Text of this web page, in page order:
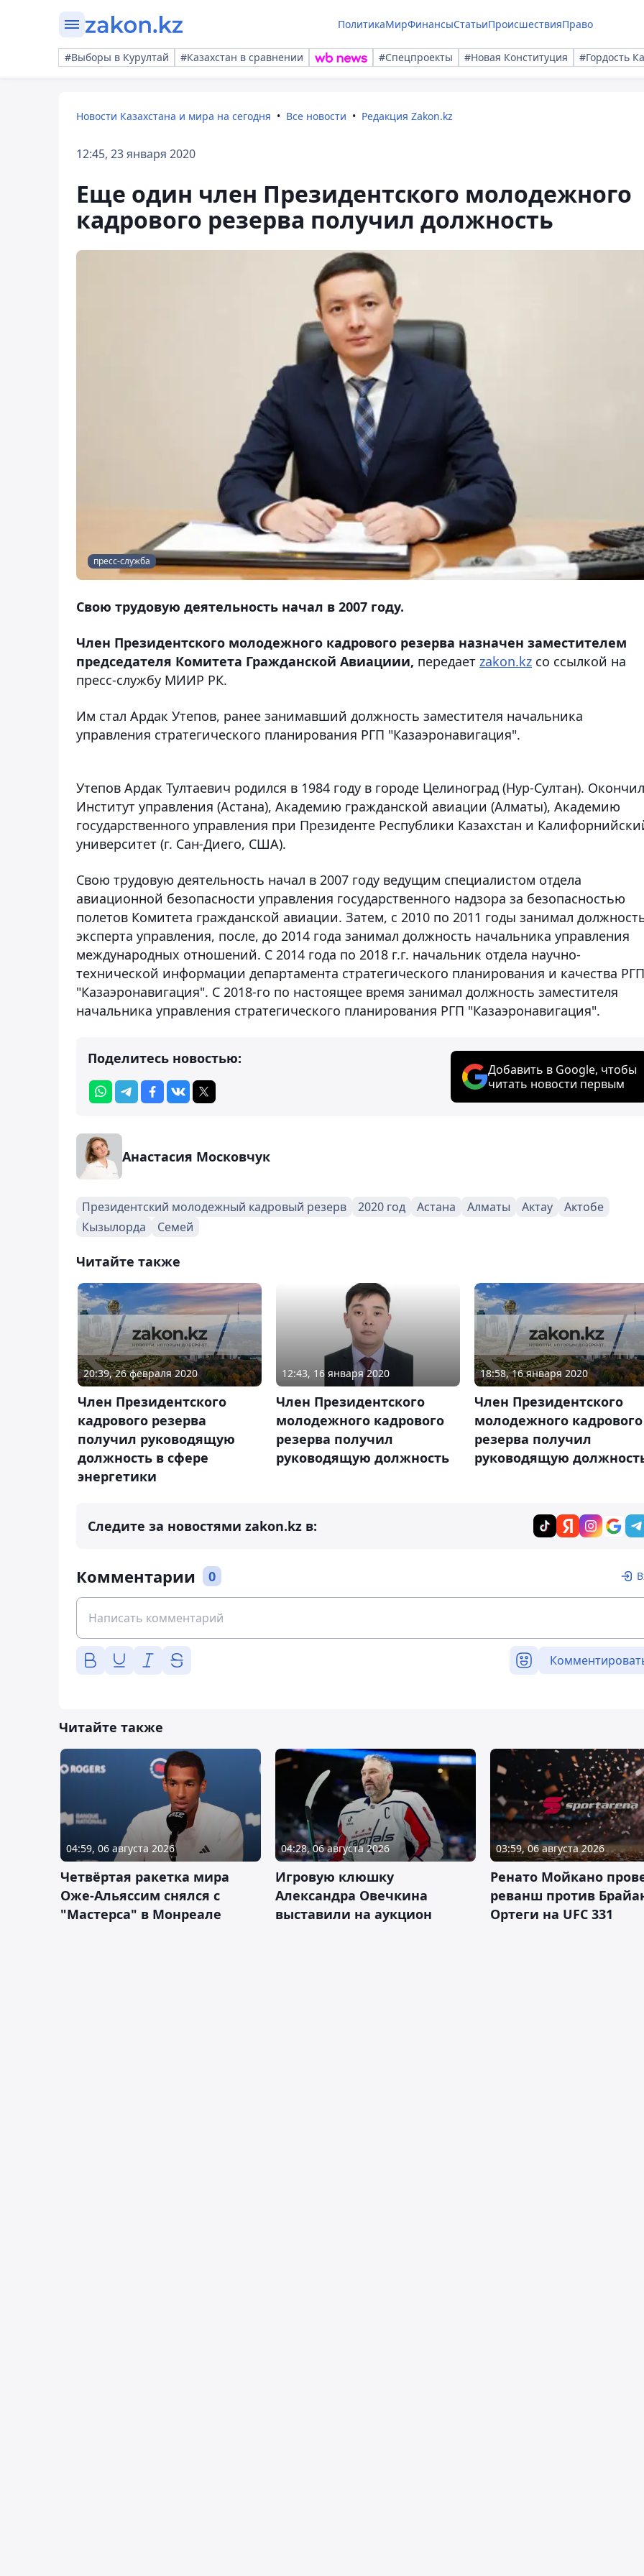
ПолитикаМирФинансыСтатьиПроисшествияПраво
#Выборы в Курултай #Казахстан в сравнении #Спецпроекты #Новая Конституция #Гордость
Новости Казахстана и мира на сегодня Все новости Редакция Zakon.kz
12:45, 23 января 2020
Еще один член Президентского молодежного
кадрового резерва получил должность
пресс-служба
Свою трудовую деятельность начал в 2007 году.
Член Президентского молодежного кадрового резерва назначен заместителем
председателя Комитета Гражданской Авиациии, передает zakon.kz со ссылкой на
пресс-службу МИИР РК.
Им стал Ардак Утепов, ранее занимавший должность заместителя начальника
управления стратегического планирования РГП "Казаэронавигация".
Утепов Ардак Тултаевич родился в 1984 году в городе Целиноград (Нур-Султан). Окончил
Институт управления (Астана), Академию гражданской авиации (Алматы), Академию
государственного управления при Президенте Республики Казахстан и
университет (г. Сан-Диего, США).
Свою трудовую деятельность начал в 2007 году ведущим специалистом отдела
авиационной безопасности управления государственного надзора за безопасностью
полетов Комитета гражданской авиации. Затем, с 2010 по 2011 годы занимал
эксперта управления, после, до 2014 года занимал должность начальника управления
международных отношений. С 2014 года по 2018 г.г. начальник отдела научно-
технической информации департамента стратегического планирования и качества РГП
"Казаэронавигация". С 2018-го по настоящее время занимал должность заместителя
начальника управления стратегического планирования РГП "Казаэронавигация".
Поделитесь новостью:
Добавить в Google, чтобы
читать новости первым
Анастасия Московчук
Президентский молодежный кадровый резерв 2020 год Астана Алматы Актау
Актобе
Кызылорда
Семей
Читайте также
20:39, 26 февраля 2020
Член Президентского
кадрового резерва
получил руководящую
должность в сфере
энергетики
12:43, 16 января 2020
Член Президентского
молодежного кадрового
резерва получил
руководящую должность
18:58, 16 января 2020
Член Президентского
молодежного кадрового
резерва получил
руководящую
Следите за новостями zakon.kz в:
Комментарии 0
Читайте также
04:59, 06 августа 2026
Четвёртая ракетка мира
Оже-Альяссим снялся с
"Мастерса" в Монреале
04:28, 06 августа 2026
Игровую клюшку
Александра Овечкина
выставили на аукцион
03:59, 06 августа 2026
Ренато Мойкано
реванш против
Ортеги на UFC 331